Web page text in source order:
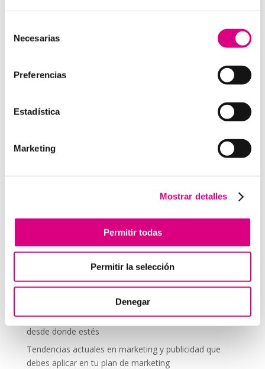
Necesarias
Preferencias
Estadística
Marketing
Mostrar detalles
Permitir todas
Permitir la selección
Denegar
15 años de experiencia, disponemos de un equipo de
negocio.
Telefonía Virtual, Antivirus y Seguridad,
; siempre con las garantías de un trabajo
excelente.
o a
través de nuestro email:
hola@grupo-system.com
para publicar un
comentario.
Telefonía Virtual
Interfonos IP para aerogeneradores: comunicación
Telefonía virtual para el trabajo remoto: comunícate
desde donde estés
Tendencias actuales en marketing y publicidad que
debes aplicar en tu plan de marketing